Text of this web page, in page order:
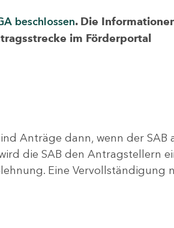
beschlossen. Die
im Förderportal
Anträge dann, wenn der SAB
die SAB den Antragstellern
Eine Vervollständigung